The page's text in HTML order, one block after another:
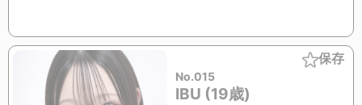
保存
No.015
IBU (19歳)